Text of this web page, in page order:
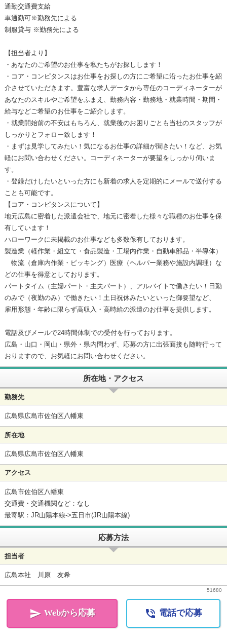
通勤交通費支給
車通勤可※勤務先による
制服貸与 ※勤務先による
【担当者より】
・あなたのご希望のお仕事を私たちがお探しします！
・コア・コンピタンスはお仕事をお探しの方にご希望に沿ったお仕事を紹
介させていただきます。豊富な求人データから専任のコーディネーターが
あなたのスキルやご希望をふまえ、勤務内容・勤務地・就業時間・期間・
給与などご希望のお仕事をご紹介します。
・就業開始前の不安はもちろん、就業後のお困りごとも当社のスタッフが
しっかりとフォロー致します！
・まずは見学してみたい！気になるお仕事の詳細が聞きたい！など、お気
軽にお問い合わせください。コーディネーターが要望をしっかり伺いま
す。
・登録だけしたいといった方にも新着の求人を定期的にメールで送付する
ことも可能です。
【コア・コンピタンスについて】
地元広島に密着した派遣会社で、地元に密着した様々な職種のお仕事を保
有しています！
ハローワークに未掲載のお仕事なども多数保有しております。
製造業（軽作業・組立て・食品製造・工場内作業・自動車部品・半導体）
物流（倉庫内作業・ピッキング）医療（ヘルパー業務や施設内調理）な
どの仕事を得意としております。
パートタイム（主婦パート・主夫パート）、アルバイトで働きたい！日勤
のみで（夜勤のみ）で働きたい！土日祝休みたいといった御要望など、
雇用形態・年齢に限らず高収入・高時給の派遣のお仕事を提供します。
電話及びメールで24時間体制での受付を行っております。
広島・山口・岡山・県外・県内問わず、応募の方に出張面接も随時行って
おりますので、お気軽にお問い合わせください。
所在地・アクセス
勤務先
広島県広島市佐伯区八幡東
所在地
広島県広島市佐伯区八幡東
アクセス
広島市佐伯区八幡東
交通費・交通機関など：なし
最寄駅：JR山陽本線->五日市(JR山陽本線)
応募方法
担当者
広島本社 川原 友希
51680
 Webから応募  電話で応募